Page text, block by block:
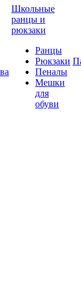
Школьные
ранцы и
рюкзаки
Ранцы
Рюкзаки
Пеналы
Мешки
для
обуви